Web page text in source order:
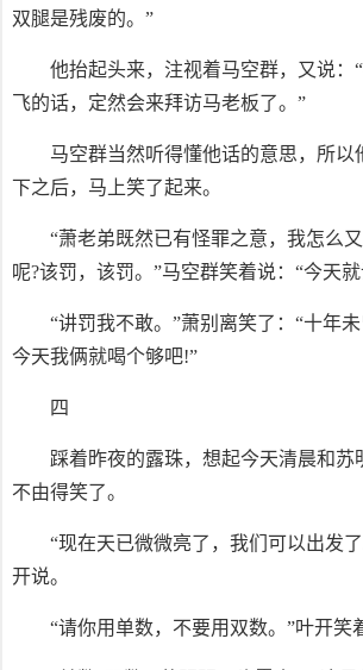
双腿是残废的。”
他抬起头来，注视着马空群，又说：
飞的话，定然会来拜访马老板了。”
马空群当然听得懂他话的意思，所以
下之后，马上笑了起来。
“萧老弟既然已有怪罪之意，我怎么
呢?该罚，该罚。”马空群笑着说：“今天
“讲罚我不敢。”萧别离笑了：“十年未
今天我俩就喝个够吧!”
四
踩着昨夜的露珠，想起今天清晨和苏
不由得笑了。
“现在天已微微亮了，我们可以出发
开说。
“请你用单数，不要用双数。”叶开笑